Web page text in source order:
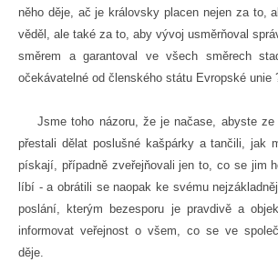
něho děje, ač je královsky placen nejen za to,
věděl, ale také za to, aby vývoj usměrňoval
směrem a garantoval ve všech směrech
očekávatelné od členského státu Evropské unie
Jsme toho názoru, že je načase, abyste ze
přestali dělat poslušné kašpárky a tančili, jak
pískají, případně zveřejňovali jen to, co se jim
líbí - a obrátili se naopak ke svému
poslání, kterým bezesporu je pravdivě a
informovat veřejnost o všem, co se ve
děje.